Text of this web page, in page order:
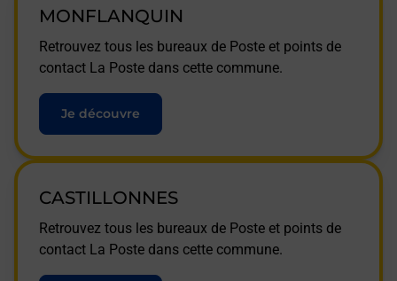
MONFLANQUIN
Retrouvez tous les bureaux de Poste et points de
contact La Poste dans cette commune.
Je découvre
CASTILLONNES
Retrouvez tous les bureaux de Poste et points de
contact La Poste dans cette commune.